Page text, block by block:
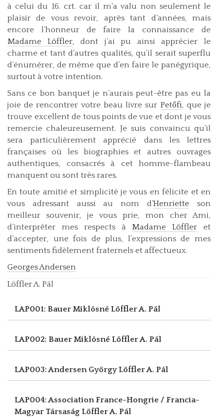
à celui du 16. crt. car il m’a valu non seulement le
plaisir de vous revoir, après tant d’années, mais
encore l’honneur de faire la connaissance de
Madame Löffler, dont j’ai pu ainsi apprécier le
charme et tant d’autres qualités, qu’il serait superflu
d’énumérer, de même que d’en faire le panégyrique,
surtout à votre intention.
Sans ce bon banquet je n’aurais peut-être pas eu la
joie de rencontrer votre beau livre sur Petőfi, que je
trouve excellent de tous points de vue et dont je vous
remercie chaleureusement. Je suis convaincu qu’il
sera particulièrement apprécié dans les lettres
françaises où les biographies et autres ouvrages
authentiques, consacrés à cet homme-flambeau
manquent ou sont très rares.
En toute amitié et simplicité je vous en félicite et en
vous adressant aussi au nom d’Henriette son
meilleur souvenir, je vous prie, mon cher Ami,
d’interprêter mes respects à Madame Löffler et
d’accepter, une fois de plus, l’expressions de mes
sentiments fidèlement fraternels et affectueux.
Georges Andersen
Löffler A. Pál
LAP001: Bauer Miklósné Löffler A. Pál
LAP002: Bauer Miklósné Löffler A. Pál
LAP003: Andersen GyörgyLöffler A. Pál
LAP004: Association France-Hongrie / Francia-
Magyar Társaság Löffler A. Pál